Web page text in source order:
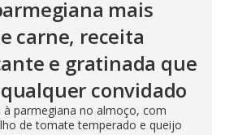
mais
carne, receita
e gratinada que
convidado
à parmegiana no almoço, com
de tomate temperado e queijo